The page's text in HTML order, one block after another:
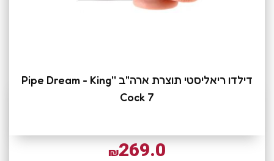
דילדו ריאליסטי תוצרת ארה"ב ''Pipe Dream - King
Cock 7
₪269.0